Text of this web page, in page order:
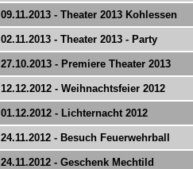
09.11.2013 - Theater 2013 Kohlessen
02.11.2013 - Theater 2013 - Party
27.10.2013 - Premiere Theater 2013
12.12.2012 - Weihnachtsfeier 2012
01.12.2012 - Lichternacht 2012
24.11.2012 - Besuch Feuerwehrball
24.11.2012 - Geschenk Mechtild